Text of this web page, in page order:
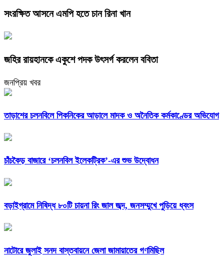
সংরক্ষিত আসনে এমপি হতে চান রিনা খান
জহির রায়হানকে একুশে পদক উৎসর্গ করলেন ববিতা
জনপ্রিয় খবর
তাড়াশের চলনবিলে পিকনিকের আড়ালে মাদক ও অনৈতিক কর্মকাণ্ডের অভিযোগ
চাঁচকৈড় বাজারে ‘চলনবিল ইলেকট্রিক’-এর শুভ উদ্বোধন
বড়াইগ্রামে নিষিদ্ধ ৮০টি চায়না রিং জাল জব্দ, জনসম্মুখে পুড়িয়ে ধ্বংস
নাটোরে জুলাই সনদ বাস্তবায়নে জেলা জামায়াতের গণমিছিল